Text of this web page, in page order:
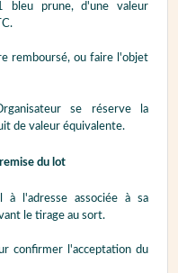
bleu prune, d'une valeur
remboursé, ou faire l'objet
se réserve la
de valeur équivalente.
du lot
à l'adresse associée à sa
le tirage au sort.
confirmer l'acceptation du